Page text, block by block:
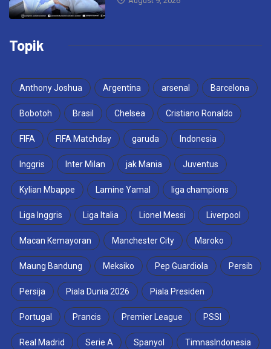
Topik
Anthony Joshua Argentina arsenal Barcelona
Bobotoh Brasil Chelsea Cristiano Ronaldo
FIFA FIFA Matchday garuda Indonesia
Inggris Inter Milan jak Mania Juventus
Kylian Mbappe Lamine Yamal liga champions
Liga Inggris Liga Italia Lionel Messi Liverpool
Macan Kemayoran Manchester City Maroko
Maung Bandung Meksiko Pep Guardiola Persib
Persija Piala Dunia 2026 Piala Presiden
Portugal Prancis Premier League PSSI
Real Madrid Serie A Spanyol TimnasIndonesia